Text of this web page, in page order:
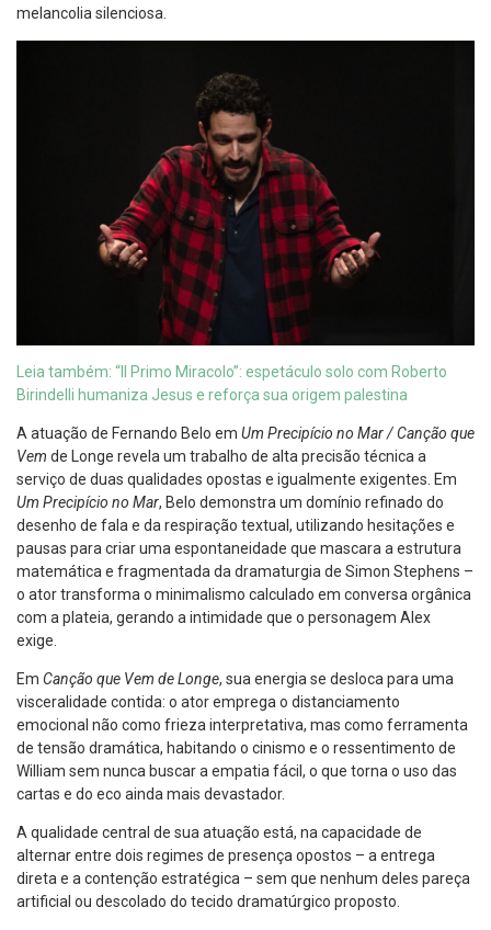
melancolia silenciosa.
Leia também: “Il Primo Miracolo”: espetáculo solo com Roberto
Birindelli humaniza Jesus e reforça sua origem palestina
A atuação de Fernando Belo em Um Precipício no Mar / Canção que
Vem de Longe revela um trabalho de alta precisão técnica a
serviço de duas qualidades opostas e igualmente exigentes. Em
Um Precipício no Mar, Belo demonstra um domínio refinado do
desenho de fala e da respiração textual, utilizando hesitações e
pausas para criar uma espontaneidade que mascara a estrutura
matemática e fragmentada da dramaturgia de Simon Stephens –
o ator transforma o minimalismo calculado em conversa orgânica
com a plateia, gerando a intimidade que o personagem Alex
exige.
Em Canção que Vem de Longe, sua energia se desloca para uma
visceralidade contida: o ator emprega o distanciamento
emocional não como frieza interpretativa, mas como ferramenta
de tensão dramática, habitando o cinismo e o ressentimento de
William sem nunca buscar a empatia fácil, o que torna o uso das
cartas e do eco ainda mais devastador.
A qualidade central de sua atuação está, na capacidade de
alternar entre dois regimes de presença opostos – a entrega
direta e a contenção estratégica – sem que nenhum deles pareça
artificial ou descolado do tecido dramatúrgico proposto.